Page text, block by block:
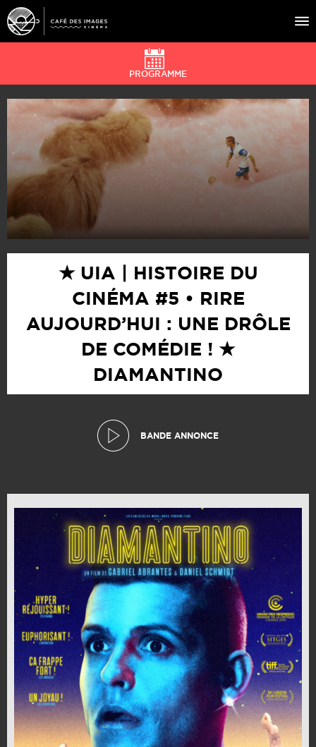
À L’AFFICHE
ÉVÉNEMENTS
CAFÉ DU CINÉ
PRATIQUE
ÉDUCATION AUX IMAGES
PROGRAMME
★ UIA | HISTOIRE DU
CINÉMA #5 • RIRE
AUJOURD’HUI : UNE DRÔLE
DE COMÉDIE ! ★
DIAMANTINO
BANDE ANNONCE